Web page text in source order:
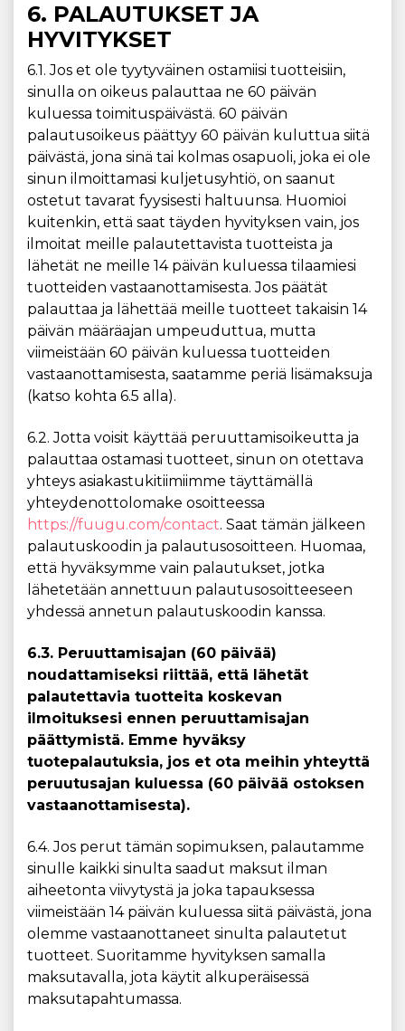
6. PALAUTUKSET JA
HYVITYKSET
6.1. Jos et ole tyytyväinen ostamiisi tuotteisiin,
sinulla on oikeus palauttaa ne 60 päivän
kuluessa toimituspäivästä. 60 päivän
palautusoikeus päättyy 60 päivän kuluttua siitä
päivästä, jona sinä tai kolmas osapuoli, joka ei ole
sinun ilmoittamasi kuljetusyhtiö, on saanut
ostetut tavarat fyysisesti haltuunsa. Huomioi
kuitenkin, että saat täyden hyvityksen vain, jos
ilmoitat meille palautettavista tuotteista ja
lähetät ne meille 14 päivän kuluessa tilaamiesi
tuotteiden vastaanottamisesta. Jos päätät
palauttaa ja lähettää meille tuotteet takaisin 14
päivän määräajan umpeuduttua, mutta
viimeistään 60 päivän kuluessa tuotteiden
vastaanottamisesta, saatamme periä lisämaksuja
(katso kohta 6.5 alla).
6.2. Jotta voisit käyttää peruuttamisoikeutta ja
palauttaa ostamasi tuotteet, sinun on otettava
yhteys asiakastukitiimiimme täyttämällä
yhteydenottolomake osoitteessa
https://fuugu.com/contact. Saat tämän jälkeen
palautuskoodin ja palautusosoitteen. Huomaa,
että hyväksymme vain palautukset, jotka
lähetetään annettuun palautusosoitteeseen
yhdessä annetun palautuskoodin kanssa.
6.3. Peruuttamisajan (60 päivää)
noudattamiseksi riittää, että lähetät
palautettavia tuotteita koskevan
ilmoituksesi ennen peruuttamisajan
päättymistä. Emme hyväksy
tuotepalautuksia, jos et ota meihin yhteyttä
peruutusajan kuluessa (60 päivää ostoksen
vastaanottamisesta).
6.4. Jos perut tämän sopimuksen, palautamme
sinulle kaikki sinulta saadut maksut ilman
aiheetonta viivytystä ja joka tapauksessa
viimeistään 14 päivän kuluessa siitä päivästä, jona
olemme vastaanottaneet sinulta palautetut
tuotteet. Suoritamme hyvityksen samalla
maksutavalla, jota käytit alkuperäisessä
maksutapahtumassa.